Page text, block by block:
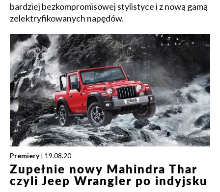
bardziej bezkompromisowej stylistyce i z nową gamą
zelektryfikowanych napędów.
Premiery | 19.08.20
Zupełnie nowy Mahindra Thar
czyli Jeep Wrangler po indyjsku